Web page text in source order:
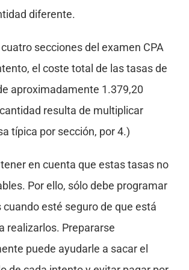
diferente.
secciones del examen CPA
el coste total de las tasas de
aproximadamente 1.379,20
resulta de multiplicar
típica por sección, por 4.)
en cuenta que estas tasas no
Por ello, sólo debe programar
esté seguro de que está
realizarlos. Prepararse
puede ayudarle a sacar el